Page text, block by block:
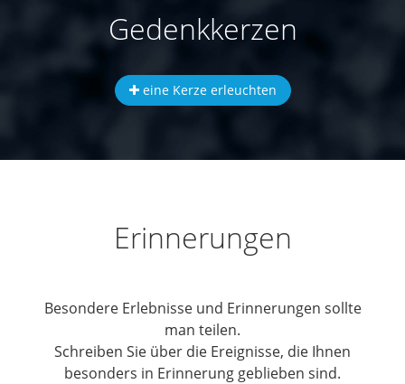
Gedenkkerzen
eine Kerze erleuchten
Erinnerungen
Besondere Erlebnisse und Erinnerungen sollte
man teilen.
Schreiben Sie über die Ereignisse, die Ihnen
besonders in Erinnerung geblieben sind.